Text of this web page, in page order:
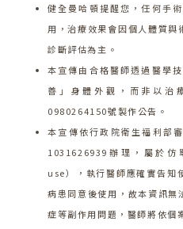
健全曼哈頓提醒您，任何手
用，治療效果會因個人體質與
診斷評估為主。
本宣傳由合格醫師透過醫學
善」身體外觀，而非以治
0980264150號製作公告。
本宣傳依行政院衛生福利部
1031626939辦理，屬於
use），執行醫師應確實告知
病患同意後使用，故本資訊無
症等副作用問題，醫師將依個